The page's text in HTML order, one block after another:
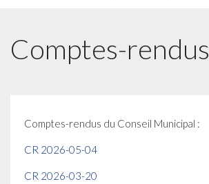
Comptes-rendus
Comptes-rendus du Conseil Municipal :
CR 2026-05-04
CR 2026-03-20